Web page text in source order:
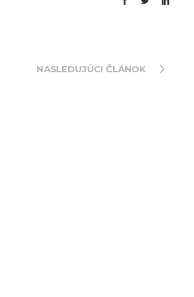
NASLEDUJÚCI ČLÁNOK